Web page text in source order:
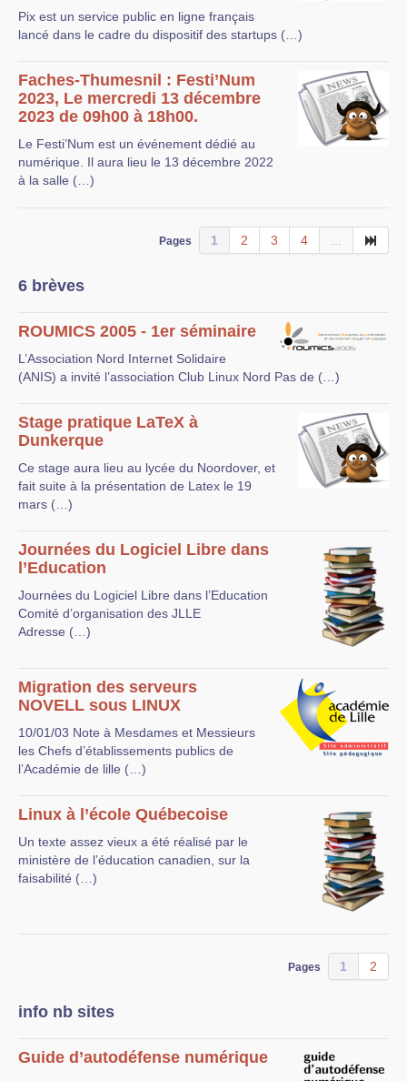
Pix est un service public en ligne français
lancé dans le cadre du dispositif des startups (…)
Faches-Thumesnil : Festi’Num
2023, Le mercredi 13 décembre
2023 de 09h00 à 18h00.
Le Festi’Num est un événement dédié au
numérique. Il aura lieu le 13 décembre 2022
à la salle (…)
Pages 1 2 3 4
6 brèves
ROUMICS 2005 - 1er séminaire
L’Association Nord Internet Solidaire
(ANIS) a invité l’association Club Linux Nord Pas de (…)
Stage pratique LaTeX à
Dunkerque
Ce stage aura lieu au lycée du Noordover, et
fait suite à la présentation de Latex le 19
mars (…)
Journées du Logiciel Libre dans
l’Education
Journées du Logiciel Libre dans l’Education
Comité d’organisation des JLLE
Adresse (…)
Migration des serveurs
NOVELL sous LINUX
10/01/03 Note à Mesdames et Messieurs
les Chefs d’établissements publics de
l’Académie de lille (…)
Linux à l’école Québecoise
Un texte assez vieux a été réalisé par le
ministère de l’éducation canadien, sur la
faisabilité (…)
Pages 1 2
info nb sites
Guide d’autodéfense numérique